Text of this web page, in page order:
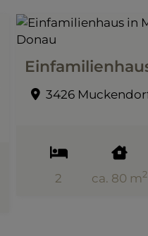
3426
2 ca. 80 m 2